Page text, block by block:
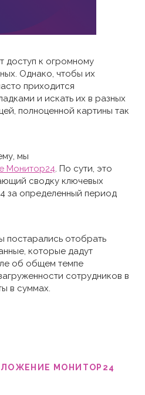
доступ к огромному
Однако, чтобы их
приходится
и искать их в разных
полноценной картины так
мы
Монитор24. По сути, это
сводку ключевых
за определенный период
постарались отобрать
которые дадут
об общем темпе
сотрудников в
в суммах.
МОНИТОР24